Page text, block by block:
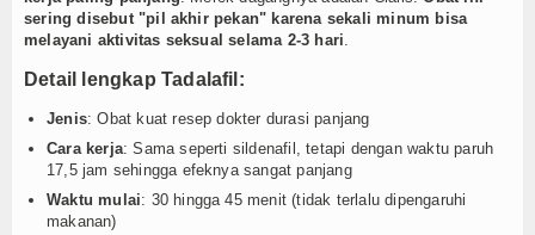
sering disebut "pil akhir pekan" karena sekali minum bisa
melayani aktivitas seksual selama 2-3 hari.
Detail lengkap Tadalafil:
Jenis: Obat kuat resep dokter durasi panjang
Cara kerja: Sama seperti sildenafil, tetapi dengan waktu paruh
17,5 jam sehingga efeknya sangat panjang
Waktu mulai: 30 hingga 45 menit (tidak terlalu dipengaruhi
makanan)